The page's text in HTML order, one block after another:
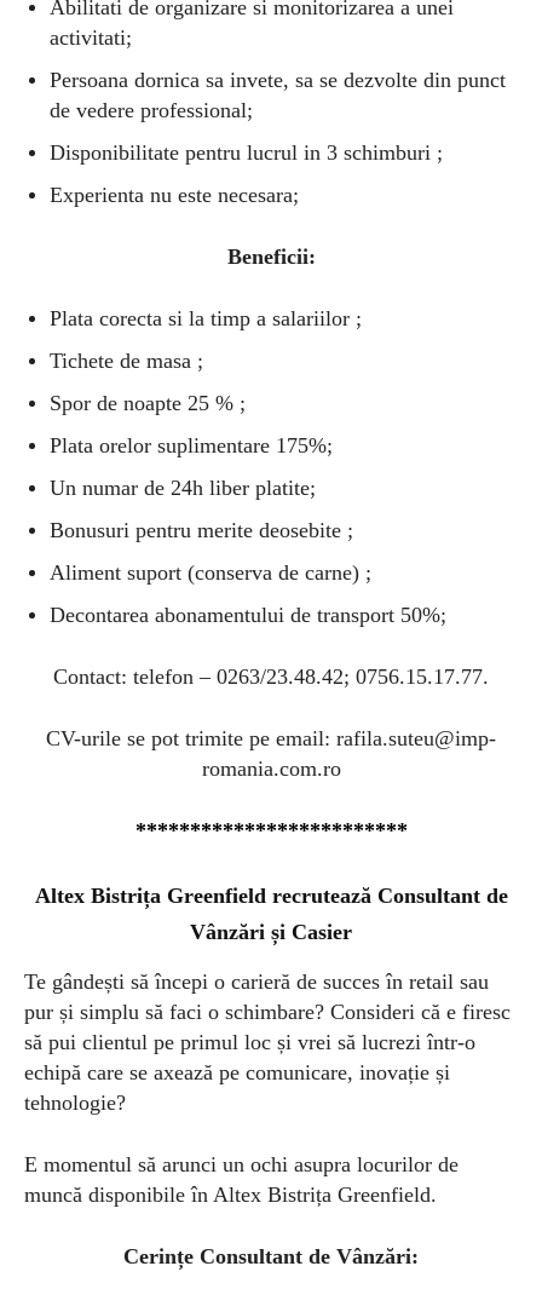
Abilitati de organizare si monitorizarea a unei
activitati;
Persoana dornica sa invete, sa se dezvolte din punct
de vedere professional;
Disponibilitate pentru lucrul in 3 schimburi ;
Experienta nu este necesara;
Beneficii:
Plata corecta si la timp a salariilor ;
Tichete de masa ;
Spor de noapte 25 % ;
Plata orelor suplimentare 175%;
Un numar de 24h liber platite;
Bonusuri pentru merite deosebite ;
Aliment suport (conserva de carne) ;
Decontarea abonamentului de transport 50%;
Contact: telefon – 0263/23.48.42; 0756.15.17.77.
CV-urile se pot trimite pe email: rafila.suteu@imp-
romania.com.ro
*************************
Altex Bistrița Greenfield recrutează Consultant de
Vânzări și Casier
Te gândești să începi o carieră de succes în retail sau
pur și simplu să faci o schimbare? Consideri că e firesc
să pui clientul pe primul loc și vrei să lucrezi într-o
echipă care se axează pe comunicare, inovație și
tehnologie?
E momentul să arunci un ochi asupra locurilor de
muncă disponibile în Altex Bistrița Greenfield.
Cerințe Consultant de Vânzări: